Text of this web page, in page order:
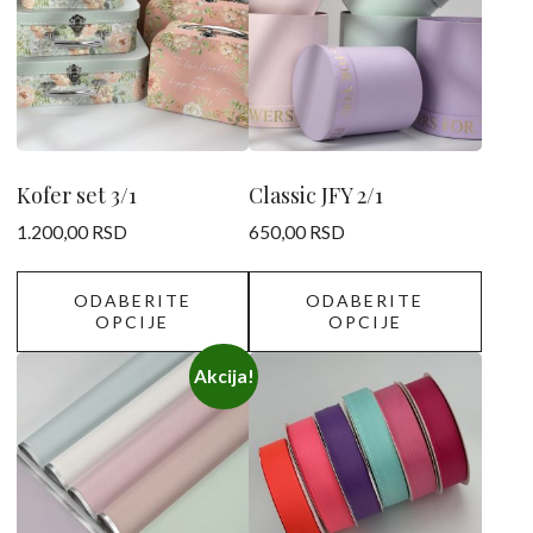
Kofer set 3/1
1.200,00 RSD
ODABERITE
OPCIJE
više
varijanti.
Opcije
mogu
biti
izabrane
na
Classic JFY 2/1
650,00 RSD
ODABERITE
OPCIJE
više
varijanti.
Opcije
mogu
biti
izabrane
na
Akcija!
proizvod
ima
više
varijanti.
Ovaj
proizvod
ima
više
varijanti.
Opcije